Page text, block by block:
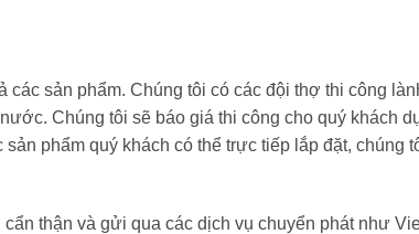
sản phẩm. Chúng tôi có các đội thợ thi công
Chúng tôi sẽ báo giá thi công cho quý khách
phẩm quý khách có thể trực tiếp lắp đặt, chúng
thận và gửi qua các dịch vụ chuyển phát như